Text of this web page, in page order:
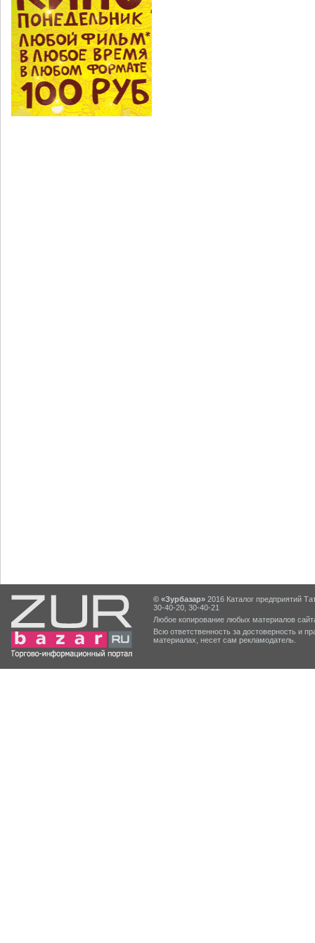
© «Зурбазар» 2016 Каталог предприятий
30-40-20, 30-40-21
Любое копирование любых материалов
Всю ответственность за достоверность и
материалах, несет сам рекламодатель.